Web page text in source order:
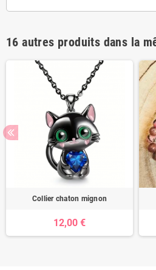
16 autres produits dans la
Collier chaton mignon
12,00 €